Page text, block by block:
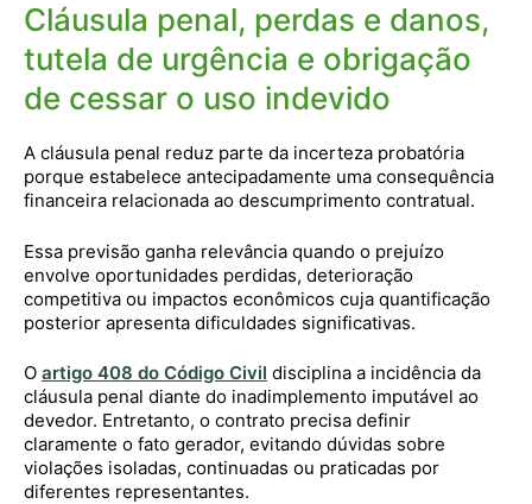
Cláusula penal, perdas e danos,
tutela de urgência e obrigação
de cessar o uso indevido
A cláusula penal reduz parte da incerteza probatória
porque estabelece antecipadamente uma consequência
financeira relacionada ao descumprimento contratual.
Essa previsão ganha relevância quando o prejuízo
envolve oportunidades perdidas, deterioração
competitiva ou impactos econômicos cuja quantificação
posterior apresenta dificuldades significativas.
O artigo 408 do Código Civil disciplina a incidência da
cláusula penal diante do inadimplemento imputável ao
devedor. Entretanto, o contrato precisa definir
claramente o fato gerador, evitando dúvidas sobre
violações isoladas, continuadas ou praticadas por
diferentes representantes.